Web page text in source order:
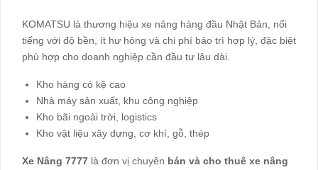
KOMATSU là thương hiệu xe nâng hàng đầu Nhật Bản, nổi
tiếng với độ bền, ít hư hỏng và chi phí bảo trì hợp lý, đặc biệt
phù hợp cho doanh nghiệp cần đầu tư lâu dài.
Kho hàng có kệ cao
Nhà máy sản xuất, khu công nghiệp
Kho bãi ngoài trời, logistics
Kho vật liệu xây dựng, cơ khí, gỗ, thép
Xe Nâng 7777 là đơn vị chuyên bán và cho thuê xe nâng